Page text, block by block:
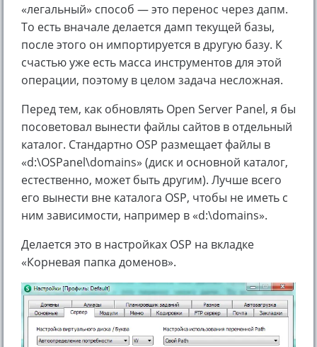
«легальный» способ — это перенос через дапм.
То есть вначале делается дамп текущей базы,
после этого он импортируется в другую базу. К
счастью уже есть масса инструментов для этой
операции, поэтому в целом задача несложная.
Перед тем, как обновлять Open Server Panel, я бы
посоветовал вынести файлы сайтов в отдельный
каталог. Стандартно OSP размещает файлы в
«d:\OSPanel\domains» (диск и основной каталог,
естественно, может быть другим). Лучше всего
его вынести вне каталога OSP, чтобы не иметь с
ним зависимости, например в «d:\domains».
Делается это в настройках OSP на вкладке
«Корневая папка доменов».